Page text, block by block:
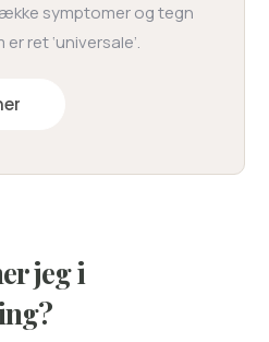
symptomer og tegn
ret ‘universale’.
jeg i